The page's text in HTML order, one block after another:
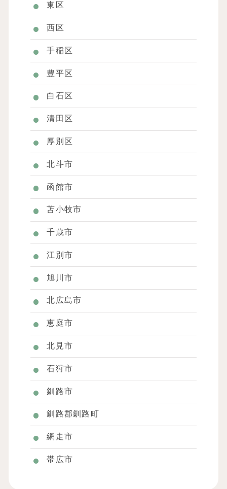
東区
西区
手稲区
豊平区
白石区
清田区
厚別区
北斗市
函館市
苫小牧市
千歳市
江別市
旭川市
北広島市
恵庭市
北見市
石狩市
釧路市
釧路郡釧路町
網走市
帯広市